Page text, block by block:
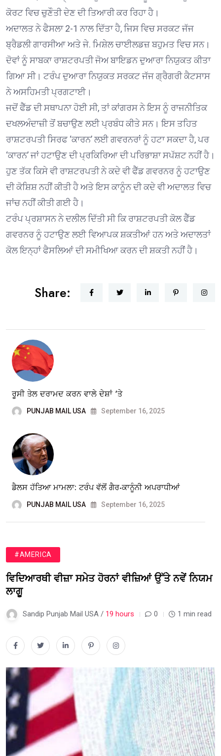
ਕੋਰਟ ਵਿਚ ਚੁਣੌਤੀ ਦੇਣ ਦੀ ਤਿਆਰੀ ਕਰ ਰਿਹਾ ਹੈ।
ਅਦਾਲਤ ਨੇ ਫੈਸਲਾ 2-1 ਨਾਲ ਦਿੱਤਾ ਹੈ, ਜਿਸ ਵਿਚ ਸਰਕਟ ਜੱਜ
ਬ੍ਰੈਡਲੀ ਗਾਰਸੀਆ ਅਤੇ ਜੇ. ਮਿਸ਼ੇਲ ਚਾਈਲਡਜ਼ ਬਹੁਮਤ ਵਿਚ ਸਨ।
ਦੋਵਾਂ ਨੂੰ ਸਾਬਕਾ ਰਾਸ਼ਟਰਪਤੀ ਜੋਅ ਬਾਇਡਨ ਦੁਆਰਾ ਨਿਯੁਕਤ ਕੀਤਾ
ਗਿਆ ਸੀ। ਟਰੰਪ ਦੁਆਰਾ ਨਿਯੁਕਤ ਸਰਕਟ ਜੱਜ ਗ੍ਰੈਗਰੀ ਕੈਟਸਾਸ
ਨੇ ਅਸਹਿਮਤੀ ਪ੍ਰਗਟਾਈ।
ਜਦੋਂ ਫੈੱਡ ਦੀ ਸਥਾਪਨਾ ਹੋਈ ਸੀ, ਤਾਂ ਕਾਂਗਰਸ ਨੇ ਇਸ ਨੂੰ ਰਾਜਨੀਤਿਕ
ਦਖਲਅੰਦਾਜ਼ੀ ਤੋਂ ਬਚਾਉਣ ਲਈ ਪ੍ਰਬੰਧ ਕੀਤੇ ਸਨ। ਇਸ ਤਹਿਤ
ਰਾਸ਼ਟਰਪਤੀ ਸਿਰਫ ‘ਕਾਰਨ’ ਲਈ ਗਵਰਨਰਾਂ ਨੂੰ ਹਟਾ ਸਕਦਾ ਹੈ, ਪਰ
‘ਕਾਰਨ’ ਜਾਂ ਹਟਾਉਣ ਦੀ ਪ੍ਰਕਿਰਿਆ ਦੀ ਪਰਿਭਾਸ਼ਾ ਸਪੱਸ਼ਟ ਨਹੀਂ ਹੈ।
ਹੁਣ ਤੱਕ ਕਿਸੇ ਵੀ ਰਾਸ਼ਟਰਪਤੀ ਨੇ ਕਦੇ ਵੀ ਫੈੱਡ ਗਵਰਨਰ ਨੂੰ ਹਟਾਉਣ
ਦੀ ਕੋਸ਼ਿਸ਼ ਨਹੀਂ ਕੀਤੀ ਹੈ ਅਤੇ ਇਸ ਕਾਨੂੰਨ ਦੀ ਕਦੇ ਵੀ ਅਦਾਲਤ ਵਿਚ
ਜਾਂਚ ਨਹੀਂ ਕੀਤੀ ਗਈ ਹੈ।
ਟਰੰਪ ਪ੍ਰਸ਼ਾਸਨ ਨੇ ਦਲੀਲ ਦਿੱਤੀ ਸੀ ਕਿ ਰਾਸ਼ਟਰਪਤੀ ਕੋਲ ਫੈੱਡ
ਗਵਰਨਰ ਨੂੰ ਹਟਾਉਣ ਲਈ ਵਿਆਪਕ ਸ਼ਕਤੀਆਂ ਹਨ ਅਤੇ ਅਦਾਲਤਾਂ
ਕੋਲ ਇਨ੍ਹਾਂ ਫੈਸਲਿਆਂ ਦੀ ਸਮੀਖਿਆ ਕਰਨ ਦੀ ਸ਼ਕਤੀ ਨਹੀਂ ਹੈ।
Share:
ਰੂਸੀ ਤੇਲ ਦਰਾਮਦ ਕਰਨ ਵਾਲੇ ਦੇਸ਼ਾਂ ‘ਤੇ
PUNJAB MAIL USA September 16, 2025
ਡੈਲਸ ਹੱਤਿਆ ਮਾਮਲਾ: ਟਰੰਪ ਵੱਲੋਂ ਗੈਰ-ਕਾਨੂੰਨੀ ਅਪਰਾਧੀਆਂ
PUNJAB MAIL USA September 16, 2025
#AMERICA
ਵਿਦਿਆਰਥੀ ਵੀਜ਼ਾ ਸਮੇਤ ਹੋਰਨਾਂ ਵੀਜ਼ਿਆਂ ਉੱਤੇ ਨਵੇਂ ਨਿਯਮ
ਲਾਗੂ
Sandip Punjab Mail USA / 19 hours 0 1 min read